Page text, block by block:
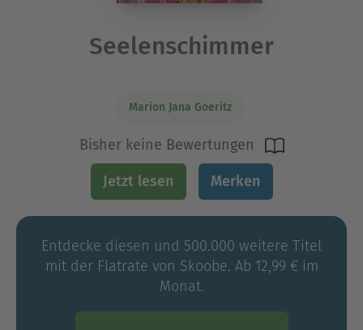
Seelenschimmer
Marion Jana Goeritz
Bisher keine Bewertungen
Jetzt lesen Merken
Entdecke diesen und 500.000 weitere Titel
mit der Flatrate von Skoobe. Ab 12,99 € im
Monat.